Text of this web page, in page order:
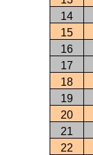
14
15
16
17
18
19
20
21
22